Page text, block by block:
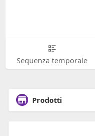
Sequenza temporale
Prodotti